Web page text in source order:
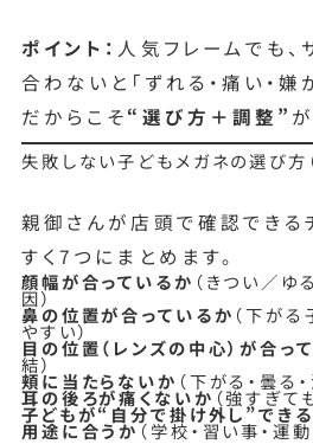
ポイント： 人気フレームでも
合わないと「ずれる・痛い・嫌
だからこそ“選び方＋調整”
失敗しない子どもメガネの選び方
親御さんが店頭で確認できる
すく7つにまとめます。
顔幅が合っているか （きつい／ゆ
因）
鼻の位置が合っているか （下が
やすい）
目の位置（レンズの中心）が合っ
結）
頬に当たらないか （下がる・曇る
耳の後ろが痛くないか（強すぎて
子どもが“自分で掛け外し”でき
用途に合うか（学校・習い事・運